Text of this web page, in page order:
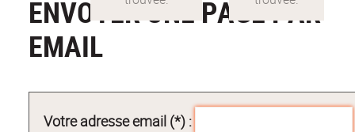
ENVOYER UNE PAGE PAR
EMAIL
Votre adresse email (*) :